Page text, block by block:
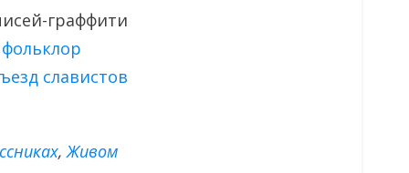
граффити
славистов
,Живом